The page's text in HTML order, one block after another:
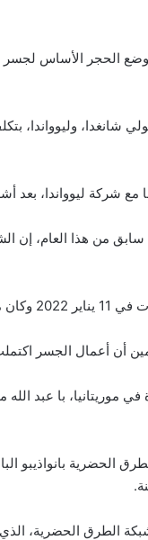
من هذا العام، إن
2024.
الجسر اكتملت في 30 من ديسمبر
موريتانيا، با عبد
الطرق الحضرية،